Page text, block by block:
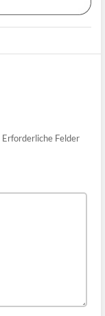
Erforderliche Felder